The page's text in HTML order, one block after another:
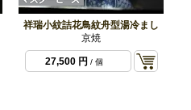
祥瑞小紋詰花鳥紋舟型湯冷まし
京焼
27,500 円 / 個